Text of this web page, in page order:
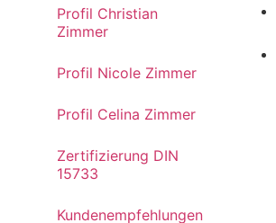
Profil Christian
Zimmer
Profil Nicole Zimmer
Profil Celina Zimmer
Zertifizierung DIN
15733
Kundenempfehlungen